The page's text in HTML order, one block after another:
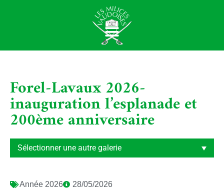
Forel-Lavaux 2026-
inauguration l’esplanade et
200ème anniversaire
Année 2026 28/05/2026